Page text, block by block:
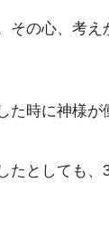
の心、考え
た時に神様が
としても、